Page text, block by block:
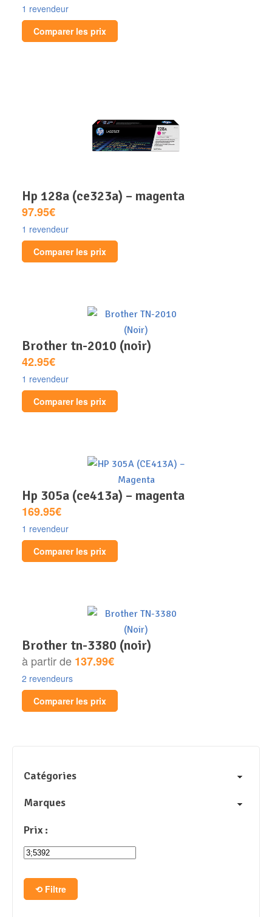
1 revendeur
Comparer les prix
hp 128a (ce323a) – magenta
97.95€
1 revendeur
Comparer les prix
brother tn-2010 (noir)
42.95€
1 revendeur
Comparer les prix
hp 305a (ce413a) – magenta
169.95€
1 revendeur
Comparer les prix
brother tn-3380 (noir)
à partir de 137.99€
2 revendeurs
Comparer les prix
Catégories
Marques
Prix :
Filtre